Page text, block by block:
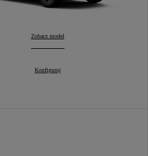
RAV4:
Zobacz model
RAV4:
Konfiguruj